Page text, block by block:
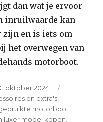
dan wat je ervoor
inruilwaarde kan
zijn en is iets om
het overwegen van
motorboot.
oktober 2024
en extra's
motorboot
luxer model kopen